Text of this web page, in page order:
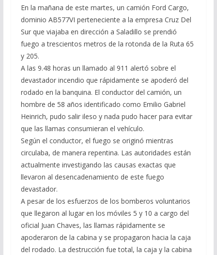
En la mañana de este martes, un camión Ford Cargo,
dominio AB577VI perteneciente a la empresa Cruz Del
Sur que viajaba en dirección a Saladillo se prendió
fuego a trescientos metros de la rotonda de la Ruta 65
y 205.
A las 9.48 horas un llamado al 911 alertó sobre el
devastador incendio que rápidamente se apoderó del
rodado en la banquina. El conductor del camión, un
hombre de 58 años identificado como Emilio Gabriel
Heinrich, pudo salir ileso y nada pudo hacer para evitar
que las llamas consumieran el vehículo.
Según el conductor, el fuego se originó mientras
circulaba, de manera repentina. Las autoridades están
actualmente investigando las causas exactas que
llevaron al desencadenamiento de este fuego
devastador.
A pesar de los esfuerzos de los bomberos voluntarios
que llegaron al lugar en los móviles 5 y 10 a cargo del
oficial Juan Chaves, las llamas rápidamente se
apoderaron de la cabina y se propagaron hacia la caja
del rodado. La destrucción fue total, la caja y la cabina